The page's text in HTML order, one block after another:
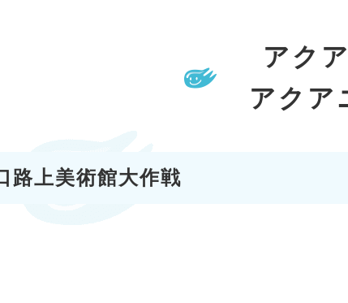
アク
アクア
路上美術館大作戦